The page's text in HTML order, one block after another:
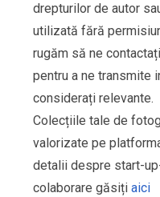
drepturilor de autor
utilizată fără
rugăm să ne
pentru a ne transmite
considerați relevante.
Colecțiile tale de
valorizate pe
detalii despre start-
colaborare găsiți aici